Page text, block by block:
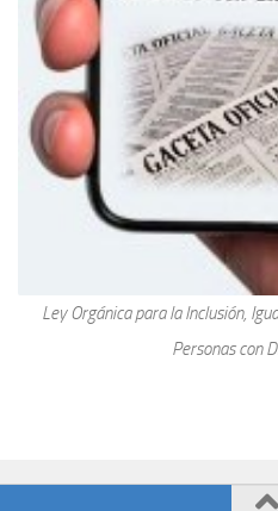
Ley Orgánica para la Inclusión,
Personas con